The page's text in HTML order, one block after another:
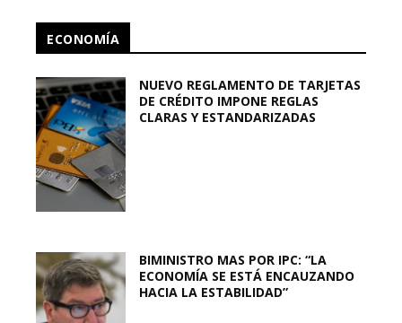
ECONOMÍA
NUEVO REGLAMENTO DE TARJETAS
DE CRÉDITO IMPONE REGLAS
CLARAS Y ESTANDARIZADAS
BIMINISTRO MAS POR IPC: “LA
ECONOMÍA SE ESTÁ ENCAUZANDO
HACIA LA ESTABILIDAD”